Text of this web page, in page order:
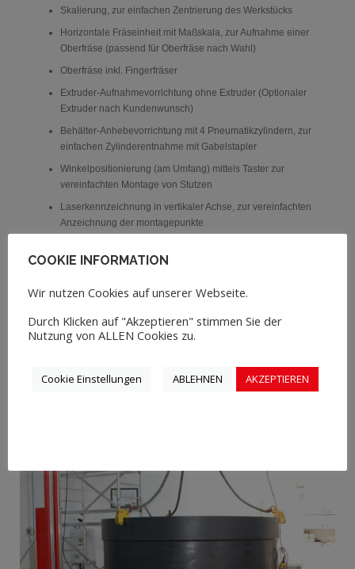
Skalierung, zur einfachen Zentrierung des Werkstücks
Horizontale Fräseinheit mit Maßskala, zur Aufnahme einer
Oberfräse (passend für Oberfräse nach Wahl)
Oberfräse inkl. Fingerfräser
Extruder-Aufnahmevorrichtung ohne Extruder (Optionaler
Extruder nach Kundenwunsch)
Behälter-Anhebevorrichtung mit 4 Pneumatikzylindern, zur
einfachen Zylinderentnahme mit Gabelstapler
Winkelpositionierung (am Umfang) mittels Taster zur
vereinfachten Montage von Stutzen
Laserkennzeichnung in vertikaler Achse, zur vereinfachten
Anzeichnung der montagepunkte
Vertikale Achse mit elektrischem Antrieb
Spezielle Energieversorgung auf Anfrage
Sonderlackierung
COOKIE INFORMATION
Wir nutzen Cookies auf unserer Webseite.
Durch Klicken auf "Akzeptieren" stimmen Sie der
Nutzung von ALLEN Cookies zu.
Cookie Einstellungen ABLEHNEN AKZEPTIEREN